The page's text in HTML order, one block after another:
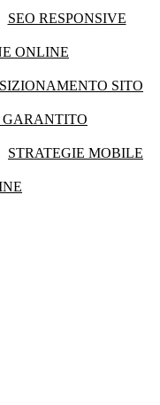
SEO RESPONSIVE
ONLINE
SITO
STRATEGIE MOBILE